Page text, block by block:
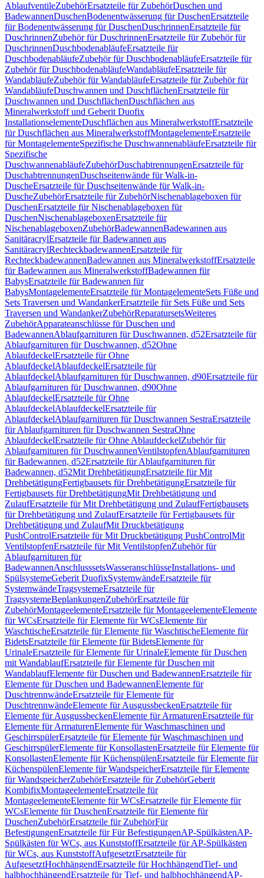
AblaufventileZubehörErsatzteile für ZubehörDuschen und
BadewannenDuschenBodenentwässerung für DuschenErsatzteile
für Bodenentwässerung für DuschenDuschrinnenErsatzteile für
DuschrinnenZubehör für DuschrinnenErsatzteile für Zubehör für
DuschrinnenDuschbodenabläufeErsatzteile für
DuschbodenabläufeZubehör für DuschbodenabläufeErsatzteile für
Zubehör für DuschbodenabläufeWandabläufeErsatzteile für
WandabläufeZubehör für WandabläufeErsatzteile für Zubehör für
WandabläufeDuschwannen und DuschflächenErsatzteile für
Duschwannen und DuschflächenDuschflächen aus
Mineralwerkstoff und Geberit Duofix
InstallationselementeDuschflächen aus MineralwerkstoffErsatzteile
für Duschflächen aus MineralwerkstoffMontagelementeErsatzteile
für MontagelementeSpezifische DuschwannenabläufeErsatzteile für
Spezifische
DuschwannenabläufeZubehörDuschabtrennungenErsatzteile für
DuschabtrennungenDuschseitenwände für Walk-in-
DuscheErsatzteile für Duschseitenwände für Walk-in-
DuscheZubehörErsatzteile für ZubehörNischenablageboxen für
DuschenErsatzteile für Nischenablageboxen für
DuschenNischenablageboxenErsatzteile für
NischenablageboxenZubehörBadewannenBadewannen aus
SanitäracrylErsatzteile für Badewannen aus
SanitäracrylRechteckbadewannenErsatzteile für
RechteckbadewannenBadewannen aus MineralwerkstoffErsatzteile
für Badewannen aus MineralwerkstoffBadewannen für
BabysErsatzteile für Badewannen für
BabysMontagelementeErsatzteile für MontagelementeSets Füße und
Sets Traversen und WandankerErsatzteile für Sets Füße und Sets
Traversen und WandankerZubehörReparatursetsWeiteres
ZubehörApparateanschlüsse für Duschen und
BadewannenAblaufgarnituren für Duschwannen, d52Ersatzteile für
Ablaufgarnituren für Duschwannen, d52Ohne
AblaufdeckelErsatzteile für Ohne
AblaufdeckelAblaufdeckelErsatzteile für
AblaufdeckelAblaufgarnituren für Duschwannen, d90Ersatzteile für
Ablaufgarnituren für Duschwannen, d90Ohne
AblaufdeckelErsatzteile für Ohne
AblaufdeckelAblaufdeckelErsatzteile für
AblaufdeckelAblaufgarnituren für Duschwannen SestraErsatzteile
für Ablaufgarnituren für Duschwannen SestraOhne
AblaufdeckelErsatzteile für Ohne AblaufdeckelZubehör für
Ablaufgarnituren für DuschwannenVentilstopfenAblaufgarnituren
für Badewannen, d52Ersatzteile für Ablaufgarnituren für
Badewannen, d52Mit DrehbetätigungErsatzteile für Mit
DrehbetätigungFertigbausets für DrehbetätigungErsatzteile für
Fertigbausets für DrehbetätigungMit Drehbetätigung und
ZulaufErsatzteile für Mit Drehbetätigung und ZulaufFertigbausets
für Drehbetätigung und ZulaufErsatzteile für Fertigbausets für
Drehbetätigung und ZulaufMit Druckbetätigung
PushControlErsatzteile für Mit Druckbetätigung PushControlMit
VentilstopfenErsatzteile für Mit VentilstopfenZubehör für
Ablaufgarnituren für
BadewannenAnschlusssetsWasseranschlüsseInstallations- und
SpülsystemeGeberit DuofixSystemwändeErsatzteile für
SystemwändeTragsystemeErsatzteile für
TragsystemeBeplankungenZubehörErsatzteile für
ZubehörMontageelementeErsatzteile für MontageelementeElemente
für WCsErsatzteile für Elemente für WCsElemente für
WaschtischeErsatzteile für Elemente für WaschtischeElemente für
BidetsErsatzteile für Elemente für BidetsElemente für
UrinaleErsatzteile für Elemente für UrinaleElemente für Duschen
mit WandablaufErsatzteile für Elemente für Duschen mit
WandablaufElemente für Duschen und BadewannenErsatzteile für
Elemente für Duschen und BadewannenElemente für
DuschtrennwändeErsatzteile für Elemente für
DuschtrennwändeElemente für AusgussbeckenErsatzteile für
Elemente für AusgussbeckenElemente für ArmaturenErsatzteile für
Elemente für ArmaturenElemente für Waschmaschinen und
GeschirrspülerErsatzteile für Elemente für Waschmaschinen und
GeschirrspülerElemente für KonsollastenErsatzteile für Elemente für
KonsollastenElemente für KüchenspülenErsatzteile für Elemente für
KüchenspülenElemente für WandspeicherErsatzteile für Elemente
für WandspeicherZubehörErsatzteile für ZubehörGeberit
KombifixMontageelementeErsatzteile für
MontageelementeElemente für WCsErsatzteile für Elemente für
WCsElemente für DuschenErsatzteile für Elemente für
DuschenZubehörErsatzteile für ZubehörFür
BefestigungenErsatzteile für Für BefestigungenAP-SpülkästenAP-
Spülkästen für WCs, aus KunststoffErsatzteile für AP-Spülkästen
für WCs, aus KunststoffAufgesetztErsatzteile für
AufgesetztHochhängendErsatzteile für HochhängendTief- und
halbhochhängendErsatzteile für Tief- und halbhochhängendAP-